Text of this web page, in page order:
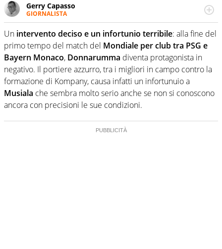
Gerry Capasso
GIORNALISTA
Per lui gli sport americani non hanno segreti: basket,
football, baseball e la capacità innata di trovare la notizia
dove altri non vedono granché
Un intervento deciso e un infortunio terribile: alla fine del
primo tempo del match del Mondiale per club tra PSG e
Bayern Monaco, Donnarumma diventa protagonista in
negativo. Il portiere azzurro, tra i migliori in campo contro la
formazione di Kompany, causa infatti un infortunuio a
Musiala che sembra molto serio anche se non si conoscono
ancora con precisioni le sue condizioni.